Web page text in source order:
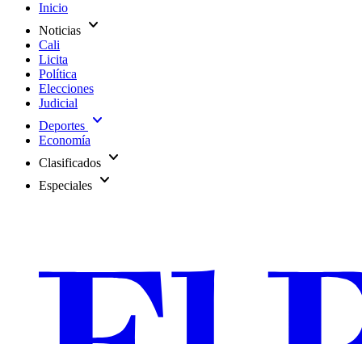
Inicio
Noticias expand_more
Cali
Licita
Política
Elecciones
Judicial
Deportes expand_more
Economía
Clasificados expand_more
Especiales expand_more